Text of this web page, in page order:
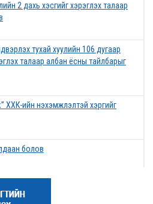
2 дахь хэсгийг хэрэглэх талаар
тухай хуулийн 106 дугаар
талаар албан ёсны тайлбарыг
ХХК-ийн нэхэмжлэлтэй хэргийг
болов